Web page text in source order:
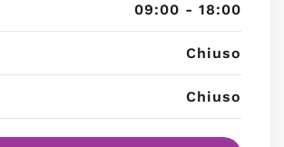
09:00 - 18:00
Chiuso
Chiuso